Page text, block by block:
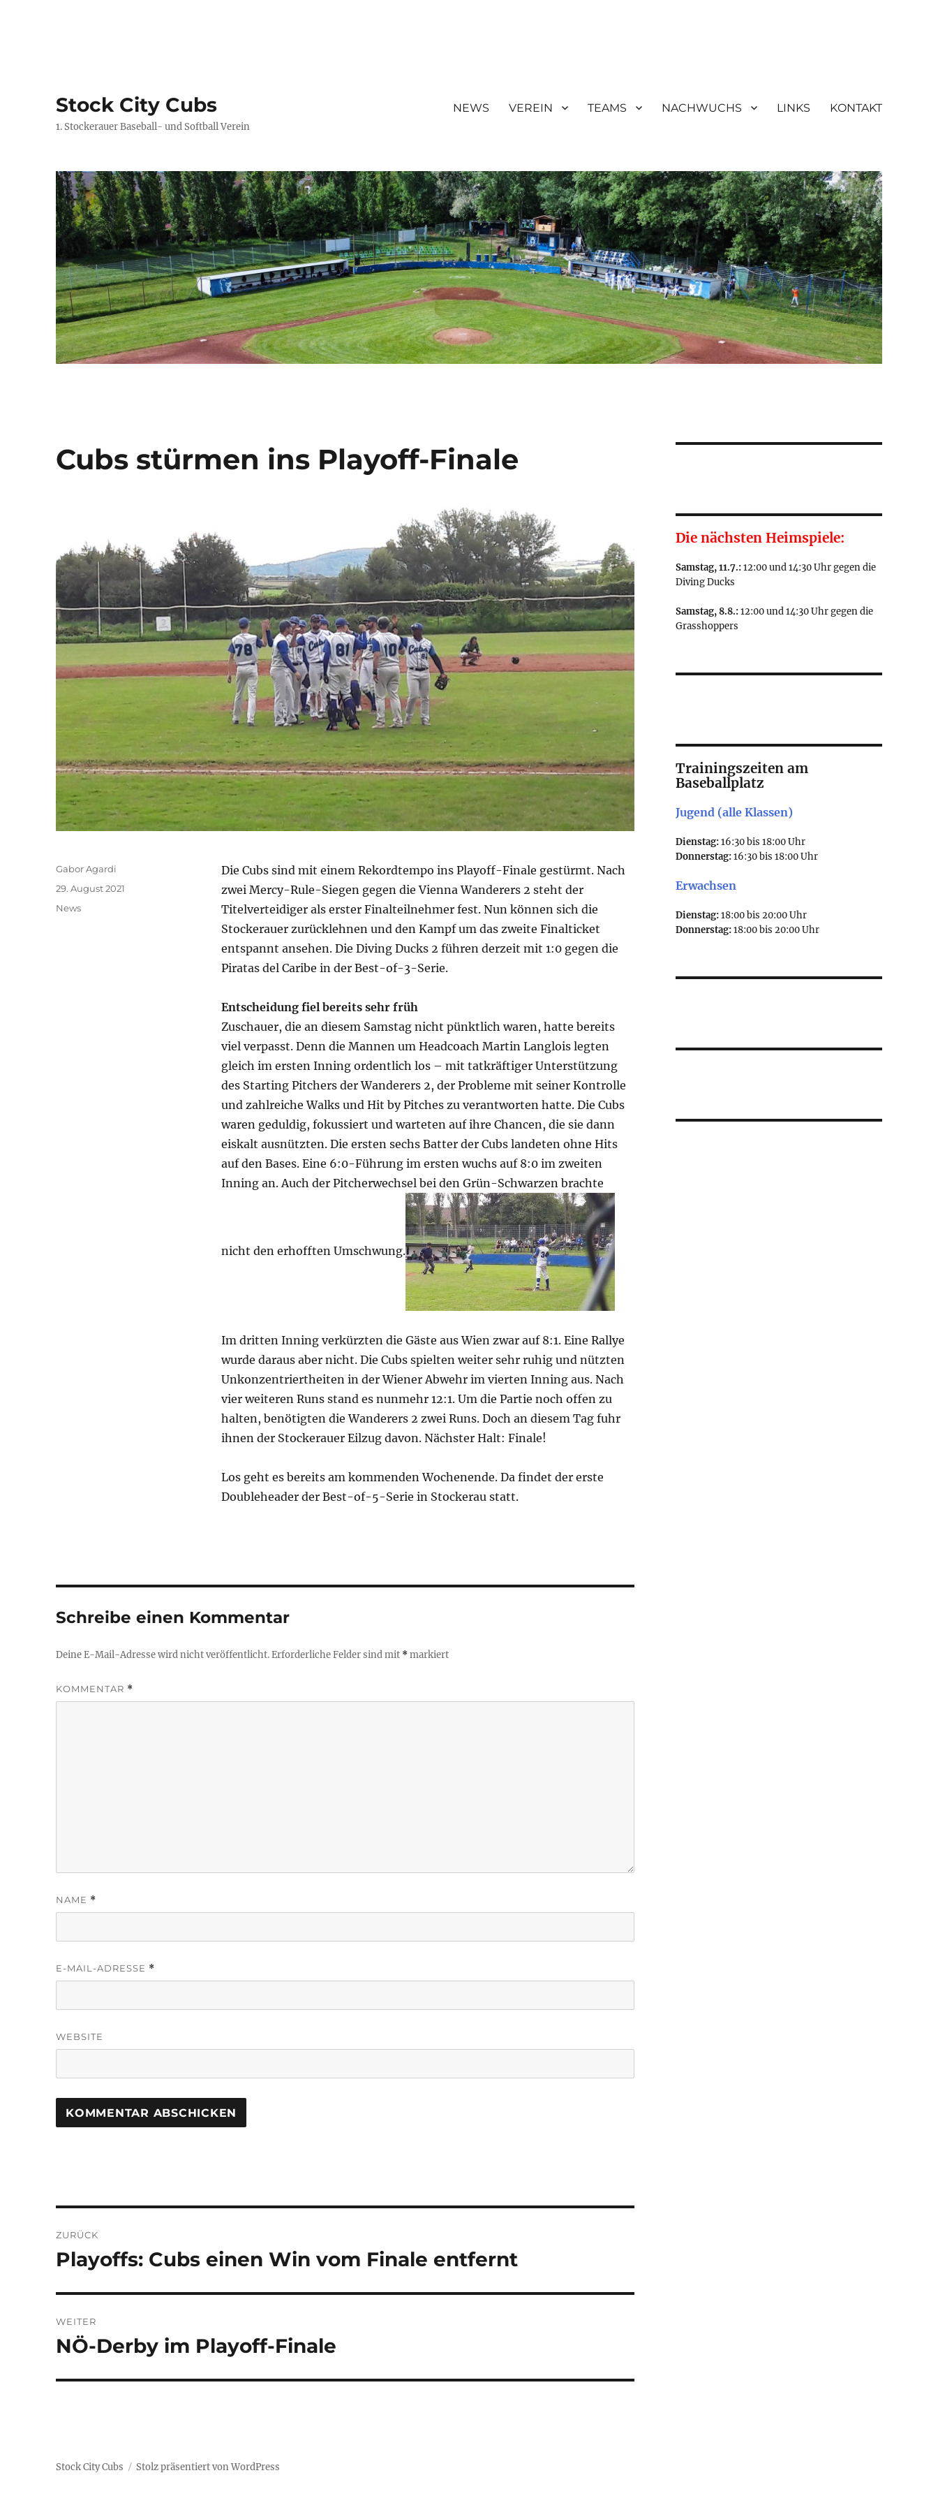
Stock City Cubs
1. Stockerauer Baseball- und Softball Verein
NEWS VEREIN TEAMS NACHWUCHS LINKS KONTAKT
Cubs stürmen ins Playoff-Finale
Die Cubs sind mit einem Rekordtempo ins Playoff-Finale gestürmt. Nach
zwei Mercy-Rule-Siegen gegen die Vienna Wanderers 2 steht der
Titelverteidiger als erster Finalteilnehmer fest. Nun können sich die
Stockerauer zurücklehnen und den Kampf um das zweite Finalticket
entspannt ansehen. Die Diving Ducks 2 führen derzeit mit 1:0 gegen die
Piratas del Caribe in der Best-of-3-Serie.
Entscheidung fiel bereits sehr früh
Zuschauer, die an diesem Samstag nicht pünktlich waren, hatte bereits
viel verpasst. Denn die Mannen um Headcoach Martin Langlois legten
gleich im ersten Inning ordentlich los – mit tatkräftiger Unterstützung
des Starting Pitchers der Wanderers 2, der Probleme mit seiner Kontrolle
und zahlreiche Walks und Hit by Pitches zu verantworten hatte. Die Cubs
waren geduldig, fokussiert und warteten auf ihre Chancen, die sie dann
eiskalt ausnützten. Die ersten sechs Batter der Cubs landeten ohne Hits
auf den Bases. Eine 6:0-Führung im ersten wuchs auf 8:0 im zweiten
Inning an. Auch der Pitcherwechsel bei den Grün-Schwarzen brachte
nicht den erhofften Umschwung.
Im dritten Inning verkürzten die Gäste aus Wien zwar auf 8:1. Eine Rallye
wurde daraus aber nicht. Die Cubs spielten weiter sehr ruhig und nützten
Unkonzentriertheiten in der Wiener Abwehr im vierten Inning aus. Nach
vier weiteren Runs stand es nunmehr 12:1. Um die Partie noch offen zu
halten, benötigten die Wanderers 2 zwei Runs. Doch an diesem Tag fuhr
ihnen der Stockerauer Eilzug davon. Nächster Halt: Finale!
Los geht es bereits am kommenden Wochenende. Da findet der erste
Doubleheader der Best-of-5-Serie in Stockerau statt.
Autor
Gabor Agardi
Veröffentlicht
am
29. August 2021
Kategorien
News
Schreibe einen Kommentar
Deine E-Mail-Adresse wird nicht veröffentlicht.Erforderliche Felder sind mit *markiert
KOMMENTAR *
NAME *
E-MAIL-ADRESSE *
WEBSITE
ZURÜCK
Vorheriger
Playoffs: Cubs einen Win vom Finale entfernt
WEITER
Nächster
NÖ-Derby im Playoff-Finale
Die nächsten Heimspiele:
Samstag, 11.7.:12:00 und 14:30 Uhr gegen die
Diving Ducks
Samstag, 8.8.:12:00 und 14:30 Uhr gegen die
Grasshoppers
Trainingszeiten am
Baseballplatz
Jugend (alle Klassen)
Dienstag:16:30 bis 18:00 Uhr
Donnerstag:16:30 bis 18:00 Uhr
Erwachsen
Dienstag:18:00 bis 20:00 Uhr
Donnerstag:18:00 bis 20:00 Uhr
Stock City Cubs Stolz präsentiert von WordPress